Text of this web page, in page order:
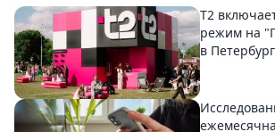
Т2
режим на
в